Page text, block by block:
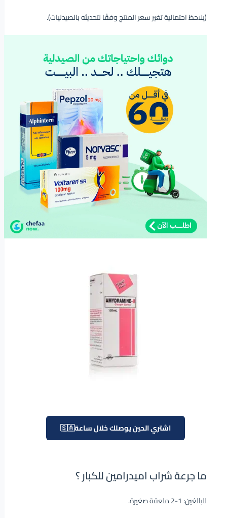
(يلاحظ احتمالية تغير سعر المنتج وفقًا لتحديثه بالصيدليات).
اشتري الحين يوصلك خلال ساعة🇸🇦
ما جرعة شراب اميدرامين للكبار ؟
للبالغين: 1-2 ملعقة صغيرة.